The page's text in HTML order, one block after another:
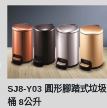
SJ8-Y03 圓形腳踏式垃圾
桶 8公升